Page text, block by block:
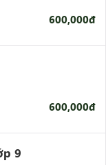
600,000đ
600,000đ
9